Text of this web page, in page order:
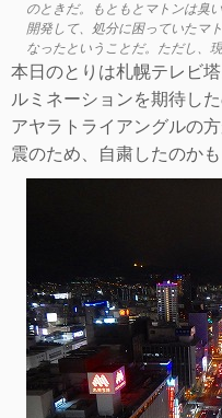
のときだ。もともとマトンは臭
開発して、処分に困っていたマ
なったということだ。ただし、
本日のとりは札幌テレビ
ルミネーションを期待し
アヤラトライアングルの
震のため、自粛したのかも